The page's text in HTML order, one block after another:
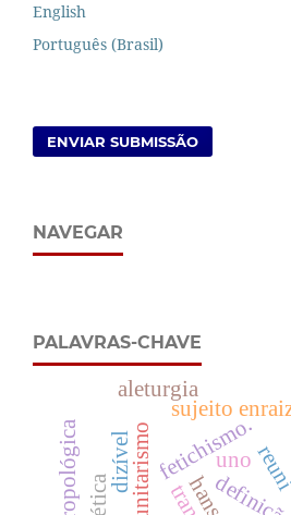
English
Português (Brasil)
ENVIAR SUBMISSÃO
NAVEGAR
PALAVRAS-CHAVE
sujeito
fetichismo.
uno
dizível
aleturgia